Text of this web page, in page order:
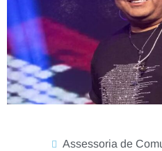
Assessoria de